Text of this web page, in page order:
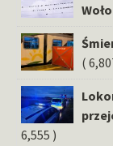
(
6,555 )